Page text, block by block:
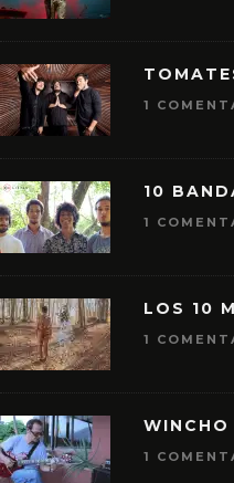
1
10
1
LOS 10
1
WINCHO
1